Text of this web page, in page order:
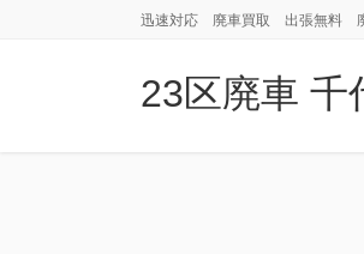
迅速対応 廃車買取 出張無料
23区廃車 千